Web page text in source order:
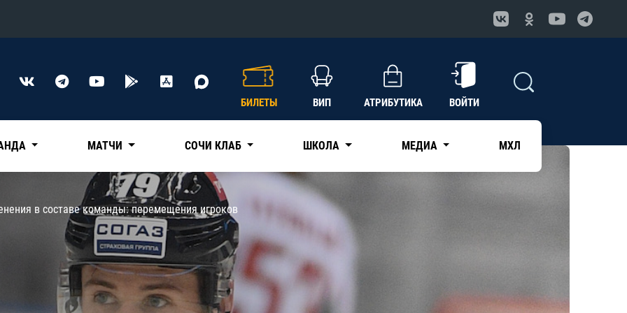
Конференция «Восток»
Нефтехимик
Трактор
Дивизион Чернышева
Авангард
Адмирал
КХЛ
БИЛЕТЫ ВИП АТРИБУТИКА ВОЙТИ
МАТЧИ СОЧИ КЛАБ ШКОЛА МЕДИА МХЛ
в составе команды: перемещения игроков